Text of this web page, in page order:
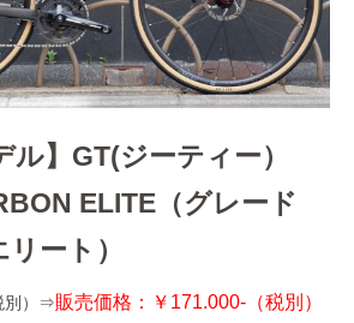
ル】GT(ジーティー）
ELITE（グレード
ート）
別）⇒販売価格：￥171.000-（税別）